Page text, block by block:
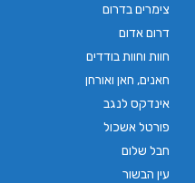
צימרים בדרום
דרום אדום
חוות וחוות בודדים
חאנים, חאן ואורחן
אינדקס לנגב
פורטל אשכול
חבל שלום
עין הבשור